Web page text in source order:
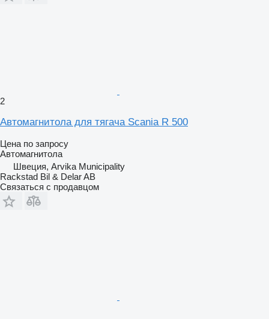
2
Автомагнитола для тягача Scania R 500
Цена по запросу
Автомагнитола
Швеция, Arvika Municipality
Rackstad Bil & Delar AB
Связаться с продавцом